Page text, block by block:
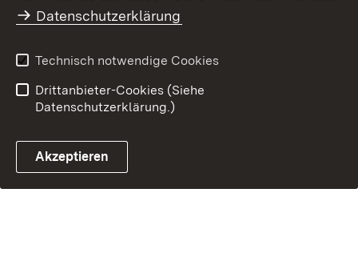
Benutzungshinweise
Impressum
Datenschutzerklärung
Technisch notwendige Cookies
Drittanbieter-Cookies (Siehe
Datenschutzerklärung.)
Akzeptieren